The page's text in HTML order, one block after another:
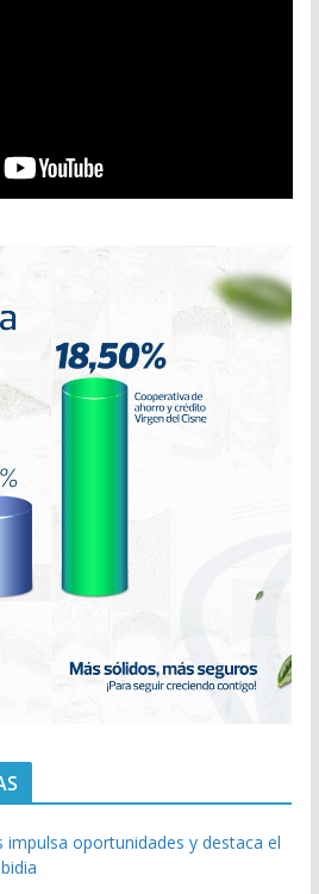
impulsa oportunidades y destaca el